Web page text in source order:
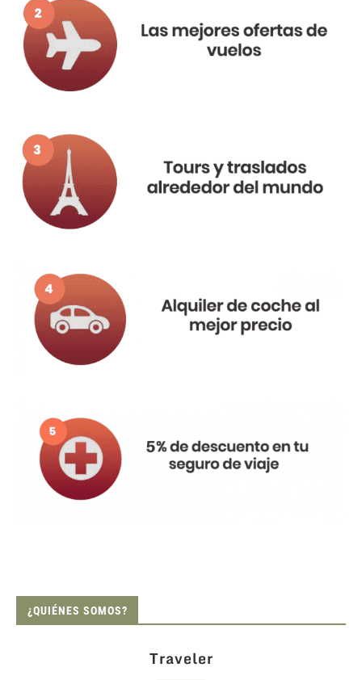
¿QUIÉNES SOMOS?
Traveler